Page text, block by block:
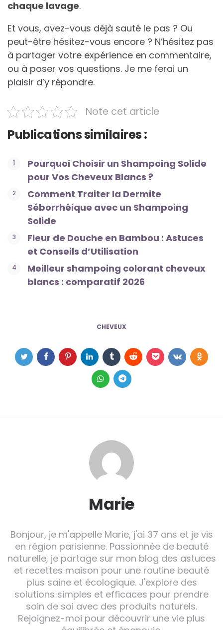
chaque lavage.
Et vous, avez-vous déjà sauté le pas ? Ou
peut-être hésitez-vous encore ? N’hésitez pas
à partager votre expérience en commentaire,
ou à poser vos questions. Je me ferai un
plaisir d’y répondre.
Note cet article
Publications similaires :
Pourquoi Choisir un Shampoing Solide
pour Vos Cheveux Blancs ?
Comment Traiter la Dermite
Séborrhéique avec un Shampoing
Solide
Fleur de Douche en Bambou : Astuces
et Conseils d’Utilisation
Meilleur shampoing colorant cheveux
blancs : comparatif 2026
CHEVEUX
Marie
Bonjour, je m'appelle Marie, j'ai 37 ans et je vis
en région parisienne. Passionnée de beauté
naturelle, je partage sur mon blog des astuces
et recettes maison pour une routine beauté
plus saine et écologique. J'explore des
solutions simples et efficaces pour prendre
soin de soi avec des produits naturels.
Rejoignez-moi pour découvrir une vie plus